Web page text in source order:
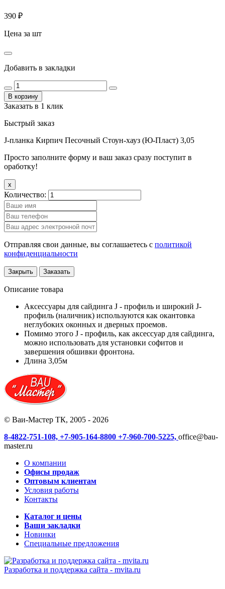
390 ₽
Цена за шт
Добавить в закладки
В корзину
Заказать в 1 клик
Быстрый заказ
J-планка Кирпич Песочный Стоун-хауз (Ю-Пласт) 3,05
Просто заполните форму и ваш заказ сразу поступит в
оработку!
x
Количество:
Отправляя свои данные, вы соглашаетесь с политикой
конфиденциальности
Закрыть Заказать
Описание товара
Аксессуары для сайдинга J - профиль и широкий J-
профиль (наличник) используются как окантовка
неглубоких оконных и дверных проемов.
Помимо этого J - профиль, как аксессуар для сайдинга,
можно использовать для установки софитов и
завершения обшивки фронтона.
Длина 3,05м
© Ваи-Мастер ТК, 2005 - 2026
8-4822-751-108, +7-905-164-8800 +7-960-700-5225, office@bau-
master.ru
О компании
Офисы продаж
Оптовым клиентам
Условия работы
Контакты
Каталог и цены
Ваши закладки
Новинки
Специальные предложения
Разработка и поддержка сайта - mvita.ru